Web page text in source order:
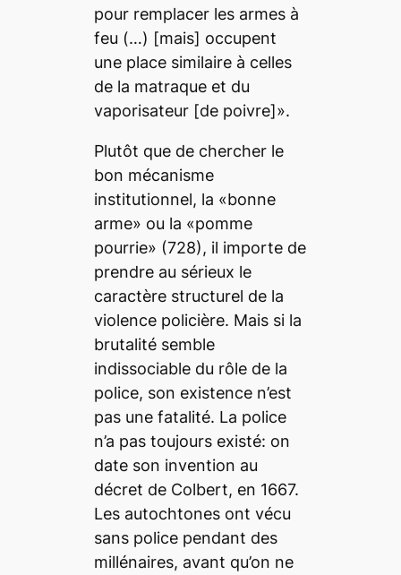
pour remplacer les armes à
feu (…) [mais] occupent
une place similaire à celles
de la matraque et du
vaporisateur [de poivre]».
Plutôt que de chercher le
bon mécanisme
institutionnel, la «bonne
arme» ou la «pomme
pourrie» (728), il importe de
prendre au sérieux le
caractère structurel de la
violence policière. Mais si la
brutalité semble
indissociable du rôle de la
police, son existence n’est
pas une fatalité. La police
n’a pas toujours existé: on
date son invention au
décret de Colbert, en 1667.
Les autochtones ont vécu
sans police pendant des
millénaires, avant qu’on ne